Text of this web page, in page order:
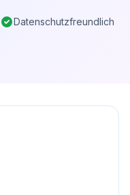
Datenschutzfreundlich